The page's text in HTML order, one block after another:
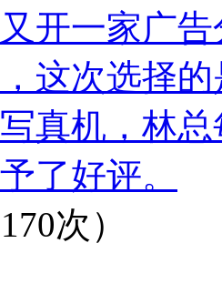
开一家广
这次选择
真机，林
了好评。
次）